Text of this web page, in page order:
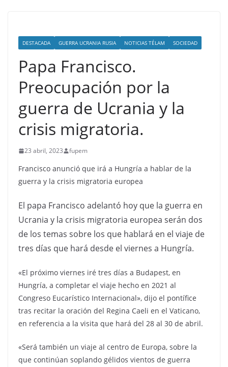
DESTACADA GUERRA UCRANIA RUSIA NOTICIAS TÉLAM SOCIEDAD
Papa Francisco.
Preocupación por la
guerra de Ucrania y la
crisis migratoria.
23 abril, 2023 fupem
Francisco anunció que irá a Hungría a hablar de la
guerra y la crisis migratoria europea
El papa Francisco adelantó hoy que la guerra en
Ucrania y la crisis migratoria europea serán dos
de los temas sobre los que hablará en el viaje de
tres días que hará desde el viernes a Hungría.
«El próximo viernes iré tres días a Budapest, en
Hungría, a completar el viaje hecho en 2021 al
Congreso Eucarístico Internacional», dijo el pontífice
tras recitar la oración del Regina Caeli en el Vaticano,
en referencia a la visita que hará del 28 al 30 de abril.
«Será también un viaje al centro de Europa, sobre la
que continúan soplando gélidos vientos de guerra